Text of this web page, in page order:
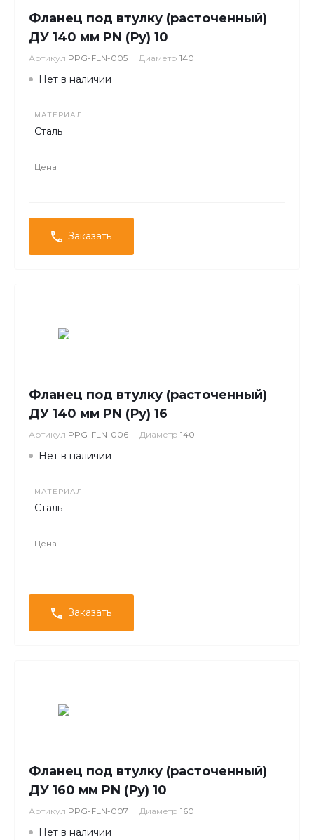
Фланец под втулку (расточенный)
ДУ 140 мм PN (Ру) 10
Артикул PPG-FLN-005 Диаметр 140
Нет в наличии
МАТЕРИАЛ
Сталь
Цена
Заказать
Фланец под втулку (расточенный)
ДУ 140 мм PN (Ру) 16
Артикул PPG-FLN-006 Диаметр 140
Нет в наличии
МАТЕРИАЛ
Сталь
Цена
Заказать
Фланец под втулку (расточенный)
ДУ 160 мм PN (Ру) 10
Артикул PPG-FLN-007 Диаметр 160
Нет в наличии